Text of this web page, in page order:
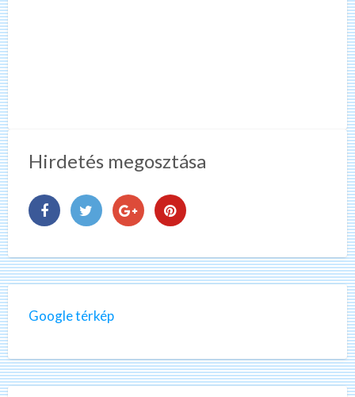
Hirdetés megosztása
Google térkép